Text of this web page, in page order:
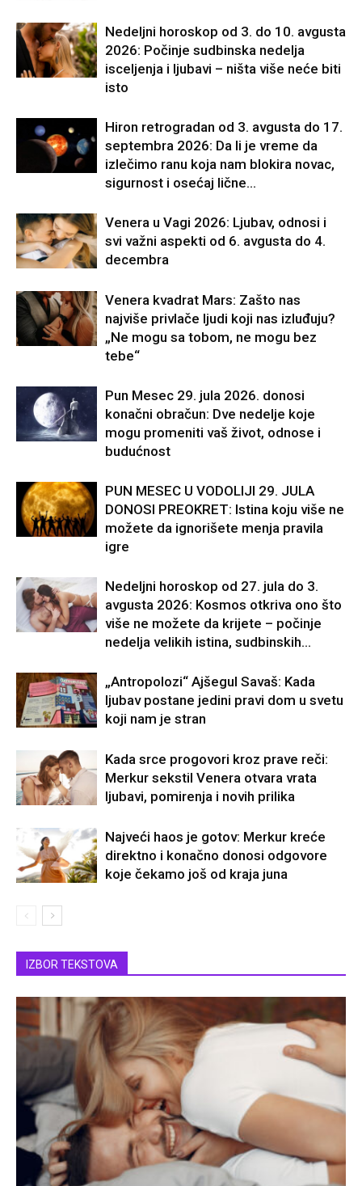
Nedeljni horoskop od 3. do 10. avgusta
2026: Počinje sudbinska nedelja
isceljenja i ljubavi – ništa više neće biti
isto
Hiron retrogradan od 3. avgusta do 17.
septembra 2026: Da li je vreme da
izlečimo ranu koja nam blokira novac,
sigurnost i osećaj lične...
Venera u Vagi 2026: Ljubav, odnosi i
svi važni aspekti od 6. avgusta do 4.
decembra
Venera kvadrat Mars: Zašto nas
najviše privlače ljudi koji nas izluđuju?
„Ne mogu sa tobom, ne mogu bez
tebe“
Pun Mesec 29. jula 2026. donosi
konačni obračun: Dve nedelje koje
mogu promeniti vaš život, odnose i
budućnost
PUN MESEC U VODOLIJI 29. JULA
DONOSI PREOKRET: Istina koju više ne
možete da ignorišete menja pravila
igre
Nedeljni horoskop od 27. jula do 3.
avgusta 2026: Kosmos otkriva ono što
više ne možete da krijete – počinje
nedelja velikih istina, sudbinskih...
„Antropolozi“ Ajšegul Savaš: Kada
ljubav postane jedini pravi dom u svetu
koji nam je stran
Kada srce progovori kroz prave reči:
Merkur sekstil Venera otvara vrata
ljubavi, pomirenja i novih prilika
Najveći haos je gotov: Merkur kreće
direktno i konačno donosi odgovore
koje čekamo još od kraja juna
IZBOR TEKSTOVA